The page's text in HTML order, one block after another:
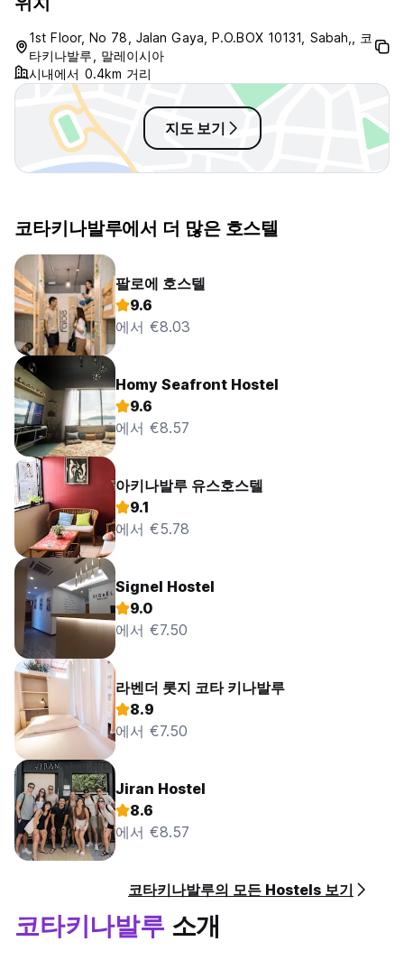
1st Floor, No 78, Jalan Gaya, P.O.BOX 10131, Sabah,, 코
타키나발루, 말레이시아
시내에서 0.4km 거리
지도 보기
코타키나발루에서 더 많은 호스텔
팔로에 호스텔
9.6
에서 €8.03
Homy Seafront Hostel
9.6
에서 €8.57
아키나발루 유스호스텔
9.1
에서 €5.78
Signel Hostel
9.0
에서 €7.50
라벤더 롯지 코타 키나발루
8.9
에서 €7.50
Jiran Hostel
8.6
에서 €8.57
코타키나발루의 모든 Hostels 보기
코타키나발루 소개